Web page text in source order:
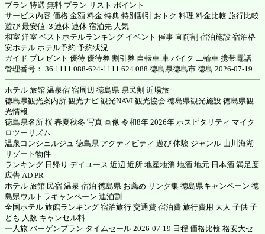
プラン 特選 無料 プラン リスト ポイント
サービス内容 価格 金額 料金 特典 特別割引 おトク 料理 料金比較 旅行比較
遊び 最安値 ３連休 連休 宿泊先 人気
和室 洋室 ベストホテルランキング イベント 催事 直前割 宿泊施設 宿泊格
安ホテル ホテル予約 予約状況
ガイド プレゼント 優待 優待券 割引券 自転車 車 バイク 二輪車 携帯電話
管理番号： 36 1111 088-624-1111 624 088 徳島県徳島市 徳島 2026-07-19
ホテル 旅館 温泉宿 宿周辺 徳島県 県民割 近場旅
徳島県観光案内所 観光ナビ 観光NAVI 観光協会 徳島県観光施設 徳島県観
光情報
徳島県名所 桜 春夏秋冬 写真 画像 令和8年 2026年 ホスピタリティ マイク
ロツーリズム
温泉コンシェルジュ 徳島県 アクティビティ 遊び 体験 ジャンル 山川海湖
リゾート物件
ランキング 日帰り デイユース 近辺 近所 地産地消 地酒 地元 日本酒 満足度
広告 AD PR
ホテル 旅館 民宿 温泉 宿泊 徳島県 お薦め リンク集 徳島県キャンペーン 徳
島県ウルトラキャンペーン 連泊割
全国ホテル 旅館ランキング 宿泊旅行 交通費 宿泊費 旅行費用 大人 子供 子
ども 人数 キャンセル料
一人旅 バーゲンプラン タイムセール 2026-07-19 日程 価格比較 格安大セ